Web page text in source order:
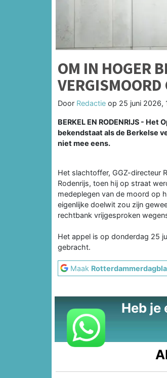
OM IN HOGER
Door Redactie op 25 juni 2026,
BERKEL EN RODENRIJS -
bekendstaat als de Berkelse
niet mee eens.
Het slachtoffer, GGZ-directeur
Rodenrijs, toen hij op straat
medeplegen van de moord op
eigenlijke doelwit zou zijn
rechtbank vrijgesproken
Het appel is op donderdag 25
gebracht.
Maak
Heb je